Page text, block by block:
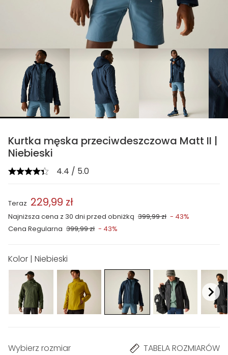
chevron_right
Kurtka męska przeciwdeszczowa Matt II |
Niebieski
4.4 / 5.0
Cena Regularna 399,99 zł - 43%
Najniższa cena z 30 dni przed obniżką 399,99 zł - 43%
Teraz 229,99 zł
Kolor | Niebieski
Wybierz rozmiar TABELA ROZMIARÓW